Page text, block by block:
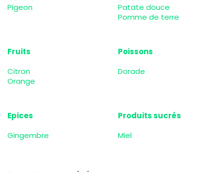
Pigeon
Patate douce
Pomme de terre
Fruits
Citron
Orange
Poissons
Dorade
Epices
Gingembre
Produits sucrés
Miel